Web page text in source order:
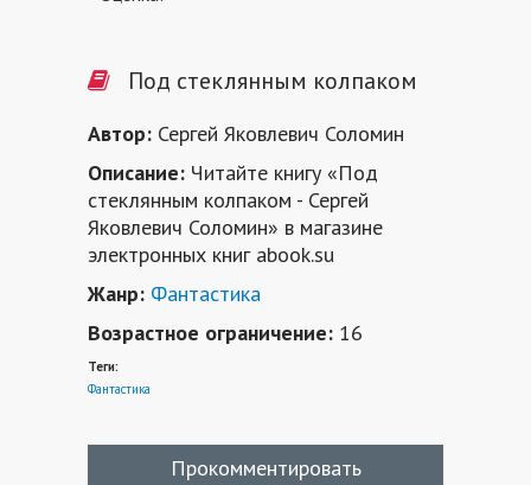
Под стеклянным колпаком
Автор: Сергей Яковлевич Соломин
Описание: Читайте книгу «Под
стеклянным колпаком - Сергей
Яковлевич Соломин» в магазине
электронных книг abook.su
Жанр: Фантастика
Возрастное ограничение: 16
Теги:
Фантастика
Прокомментировать